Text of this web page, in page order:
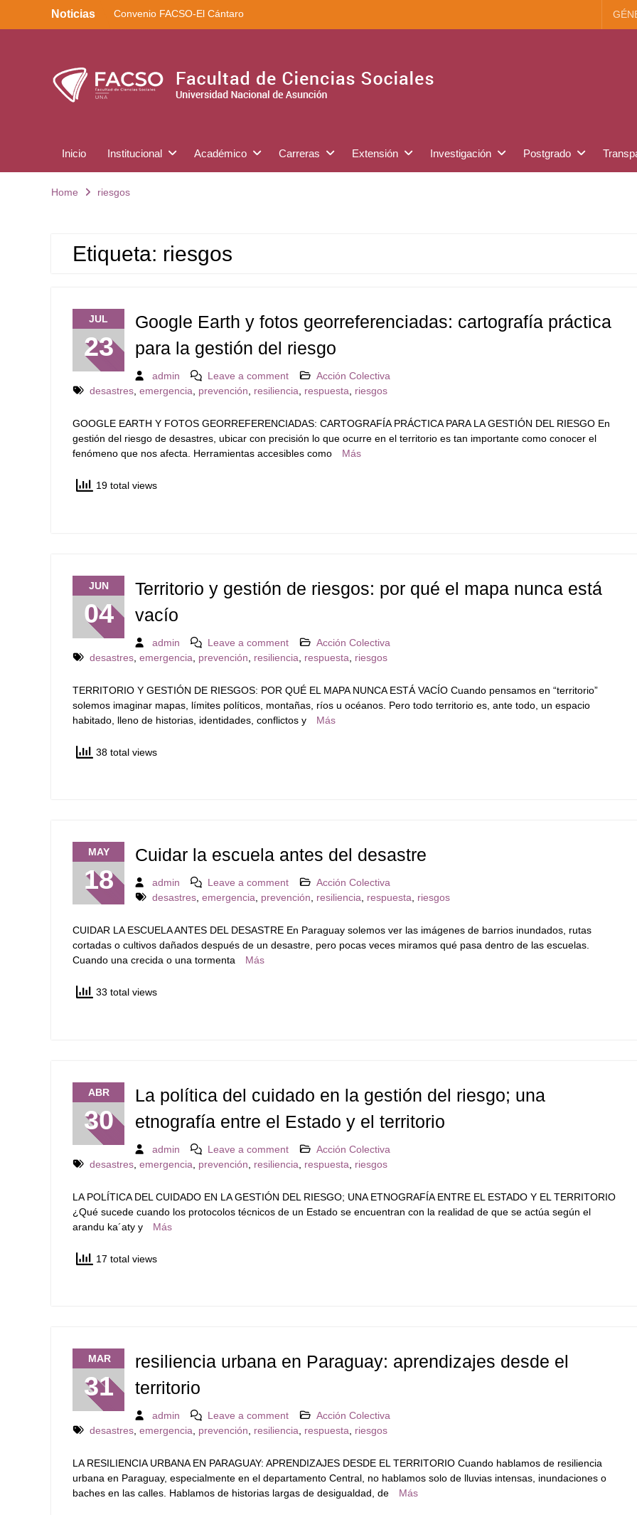
Noticias
Convenio FACSO-El Cántaro
Kera yvoty en SciELO
Inicio Institucional Académico Carreras Extensión Investigación Postgrado
Home riesgos
Etiqueta: riesgos
JUL
23
Google Earth y fotos georreferenciadas: cartografía práctica
para la gestión del riesgo
admin Leave a comment
Acción Colectiva
desastres emergencia prevención resiliencia respuesta riesgos
GOOGLE EARTH Y FOTOS GEORREFERENCIADAS: CARTOGRAFÍA PRÁCTICA PARA LA GESTIÓN DEL RIESGO En
gestión del riesgo de desastres, ubicar con precisión lo que ocurre en el territorio es tan importante como conocer el
fenómeno que nos afecta. Herramientas accesibles como
Más
19 total views
JUN
04
Territorio y gestión de riesgos: por qué el mapa nunca está
vacío
admin Leave a comment
Acción Colectiva
desastres emergencia prevención resiliencia respuesta riesgos
TERRITORIO Y GESTIÓN DE RIESGOS: POR QUÉ EL MAPA NUNCA ESTÁ VACÍO Cuando pensamos en “territorio”
solemos imaginar mapas, límites políticos, montañas, ríos u océanos. Pero todo territorio es, ante todo, un espacio
habitado, lleno de historias, identidades, conflictos y
Más
38 total views
MAY
18
Cuidar la escuela antes del desastre
admin Leave a comment
Acción Colectiva
desastres emergencia prevención resiliencia respuesta riesgos
CUIDAR LA ESCUELA ANTES DEL DESASTRE En Paraguay solemos ver las imágenes de barrios inundados, rutas
cortadas o cultivos dañados después de un desastre, pero pocas veces miramos qué pasa dentro de las escuelas.
Cuando una crecida o una tormenta
Más
33 total views
ABR
30
La política del cuidado en la gestión del riesgo; una
etnografía entre el Estado y el territorio
admin Leave a comment
Acción Colectiva
desastres emergencia prevención resiliencia respuesta riesgos
LA POLÍTICA DEL CUIDADO EN LA GESTIÓN DEL RIESGO; UNA ETNOGRAFÍA ENTRE EL ESTADO Y EL TERRITORIO
¿Qué sucede cuando los protocolos técnicos de un Estado se encuentran con la realidad de que se actúa según el
arandu ka´aty y
Más
17 total views
MAR
31
resiliencia urbana en Paraguay: aprendizajes desde el
territorio
admin Leave a comment
Acción Colectiva
desastres emergencia prevención resiliencia respuesta riesgos
LA RESILIENCIA URBANA EN PARAGUAY: APRENDIZAJES DESDE EL TERRITORIO Cuando hablamos de resiliencia
urbana en Paraguay, especialmente en el departamento Central, no hablamos solo de lluvias intensas, inundaciones o
baches en las calles. Hablamos de historias largas de desigualdad, de
Más